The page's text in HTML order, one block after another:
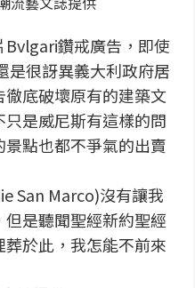
鑽戒廣告，即使
是很訝異義大利政府居
底破壞原有的建築文
是威尼斯有這樣的問
點也都不爭氣的出賣
San Marco)沒有讓我
是聽聞聖經新約聖經
於此，我怎能不前來